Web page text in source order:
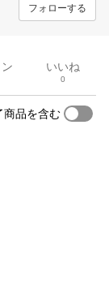
フォローする
いいね
0
商品を含む